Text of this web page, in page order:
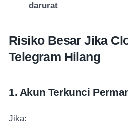
darurat
Risiko Besar Jika
Telegram Hilang
1. Akun Terkunci
Jika: